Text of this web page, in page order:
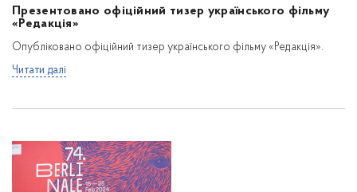
Презентовано офіційний тизер українського фільму
«Редакція»
Опубліковано офіційний тизер українського фільму «Редакція».
Читати далі